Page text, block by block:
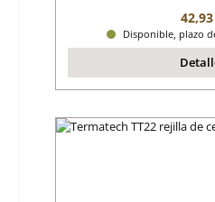
Disponible, plazo